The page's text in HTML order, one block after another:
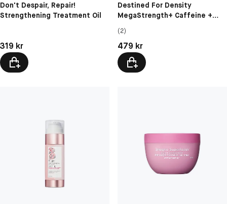
Don't Despair, Repair!
Strengthening Treatment Oil
Pris: 319 kr
319 kr
Destined For Density
MegaStrength+ Caffeine +
(2)
Pris: 479 kr
479 kr